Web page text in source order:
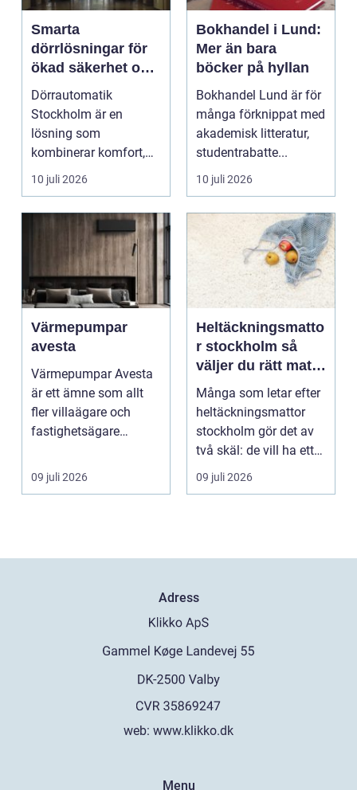
Smarta
dörrlösningar för
ökad säkerhet och
komfort
Dörrautomatik
Stockholm är en
lösning som
kombinerar komfort,
säkerhet och tillg...
10 juli 2026
Bokhandel i Lund:
Mer än bara
böcker på hyllan
Bokhandel Lund är för
många förknippat med
akademisk litteratur,
studentrabatte...
10 juli 2026
Värmepumpar
avesta
Värmepumpar Avesta
är ett ämne som allt
fler villaägare och
fastighetsägare
...
09 juli 2026
Heltäckningsmatto
r stockholm så
väljer du rätt matta
för hem och
kontor
Många som letar efter
heltäckningsmattor
stockholm gör det av
två skäl: de vill ha ett
tystare och m...
09 juli 2026
Adress
web: www.klikko.dk
Menu